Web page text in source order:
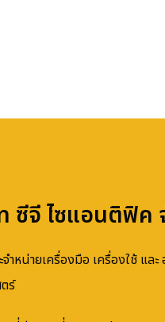
ซีจี ไซแอนติฟิค
จำหน่ายเครื่องมือ เครื่องใช้ แล
ร์